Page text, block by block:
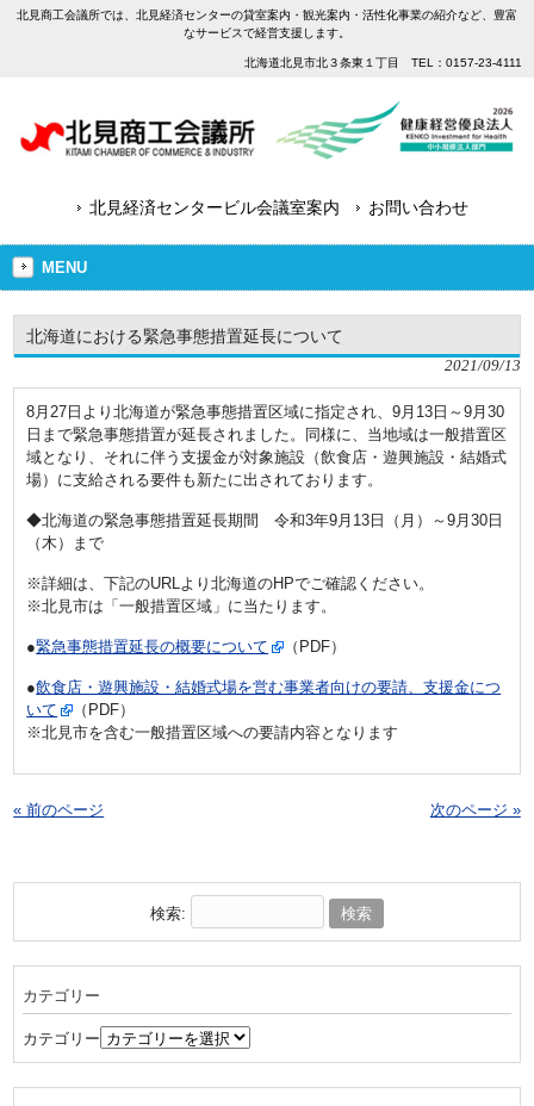
北見商工会議所では、北見経済センターの貸室案内・観光案内・活性化事業の紹介など、豊富
なサービスで経営支援します。
北海道北見市北３条東１丁目 TEL：0157-23-4111
北見経済センタービル会議室案内 お問い合わせ
MENU
北海道における緊急事態措置延長について
2021/09/13
8月27日より北海道が緊急事態措置区域に指定され、9月13日～9月30
日まで緊急事態措置が延長されました。同様に、当地域は一般措置区
域となり、それに伴う支援金が対象施設（飲食店・遊興施設・結婚式
場）に支給される要件も新たに出されております。
◆北海道の緊急事態措置延長期間 令和3年9月13日（月）～9月30日
（木）まで
※詳細は、下記のURLより北海道のHPでご確認ください。
※北見市は「一般措置区域」に当たります。
●緊急事態措置延長の概要について （PDF）
●飲食店・遊興施設・結婚式場を営む事業者向けの要請、支援金につ
いて
（PDF）
※北見市を含む一般措置区域への要請内容となります
« 前のページ 次のページ »
検索:
カテゴリー
カテゴリー